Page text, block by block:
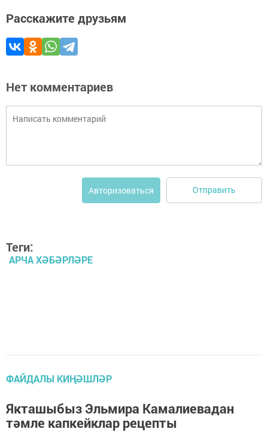
Расскажите друзьям
Нет комментариев
Авторизоваться Отправить
Теги:
АРЧА ХӘБӘРЛӘРЕ
ФАЙДАЛЫ КИҢӘШЛӘР
Якташыбыз Эльмира Камалиевадан
тәмле капкейклар рецепты